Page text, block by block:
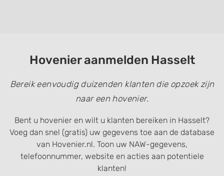
Hovenier aanmelden Hasselt
Bereik eenvoudig duizenden klanten die opzoek zijn
naar een hovenier.
Bent u hovenier en wilt u klanten bereiken in Hasselt?
Voeg dan snel (gratis) uw gegevens toe aan de database
van Hovenier.nl. Toon uw NAW-gegevens,
telefoonnummer, website en acties aan potentiele
klanten!